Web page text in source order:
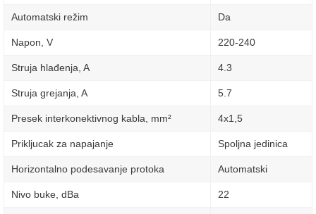
Automatski režim Da
Napon, V 220-240
Struja hlađenja, A 4.3
Struja grejanja, A 5.7
Presek interkonektivnog kabla, mm² 4х1,5
Prikljucak za napajanje Spoljna jedinica
Horizontalno podesavanje protoka Automatski
Nivo buke, dBa 22